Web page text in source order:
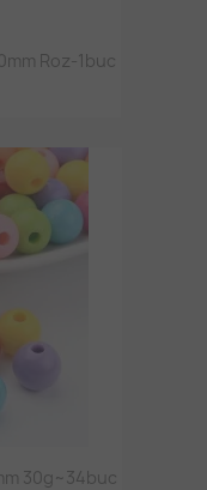
Roz-1buc
30g~34buc